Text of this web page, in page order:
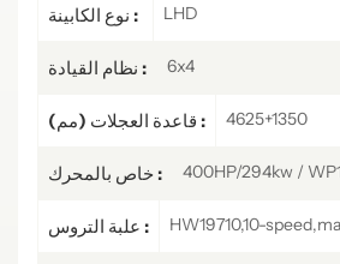
نوع الكابينة : LHD
نظام القيادة : 6x4
قاعدة العجلات (مم) : 4625+1350
خاص بالمحرك : 400HP/294kw /
علبة التروس : HW19710,10-